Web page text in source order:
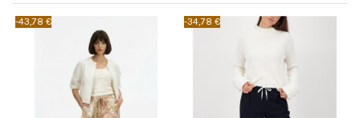
-43,78 € -34,78 €